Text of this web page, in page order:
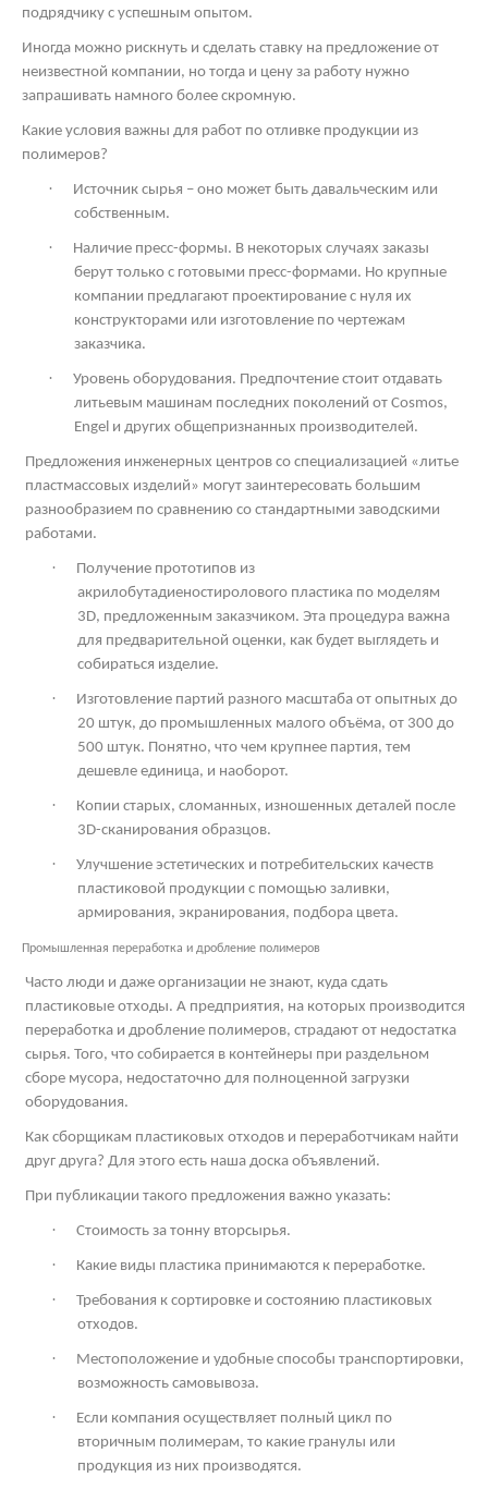
подрядчику с успешным опытом.
Иногда можно рискнуть и сделать ставку на предложение от
неизвестной компании, но тогда и цену за работу нужно
запрашивать намного более скромную.
Какие условия важны для работ по отливке продукции из
полимеров?
·
Источник сырья – оно может быть давальческим или
собственным.
·
Наличие пресс-формы. В некоторых случаях заказы
берут только с готовыми пресс-формами. Но крупные
компании предлагают проектирование с нуля их
конструкторами или изготовление по чертежам
заказчика.
·
Уровень оборудования. Предпочтение стоит отдавать
литьевым машинам последних поколений от Cosmos,
Engel и других общепризнанных производителей.
Предложения инженерных центров со специализацией «литье
пластмассовых изделий» могут заинтересовать большим
разнообразием по сравнению со стандартными заводскими
работами.
·
Получение прототипов из
акрилобутадиеностиролового пластика по моделям
3D, предложенным заказчиком. Эта процедура важна
для предварительной оценки, как будет выглядеть и
собираться изделие.
·
Изготовление партий разного масштаба от опытных до
20 штук, до промышленных малого объёма, от 300 до
500 штук. Понятно, что чем крупнее партия, тем
дешевле единица, и наоборот.
·
Копии старых, сломанных, изношенных деталей после
3D-сканирования образцов.
·
Улучшение эстетических и потребительских качеств
пластиковой продукции с помощью заливки,
армирования, экранирования, подбора цвета.
Промышленная переработка и дробление полимеров
Часто люди и даже организации не знают, куда сдать
пластиковые отходы. А предприятия, на которых производится
переработка и дробление полимеров, страдают от недостатка
сырья. Того, что собирается в контейнеры при раздельном
сборе мусора, недостаточно для полноценной загрузки
оборудования.
Как сборщикам пластиковых отходов и переработчикам найти
друг друга? Для этого есть наша доска объявлений.
При публикации такого предложения важно указать:
· Стоимость за тонну вторсырья.
· Какие виды пластика принимаются к переработке.
·
Требования к сортировке и состоянию пластиковых
отходов.
·
Местоположение и удобные способы транспортировки,
возможность самовывоза.
·
Если компания осуществляет полный цикл по
вторичным полимерам, то какие гранулы или
продукция из них производятся.